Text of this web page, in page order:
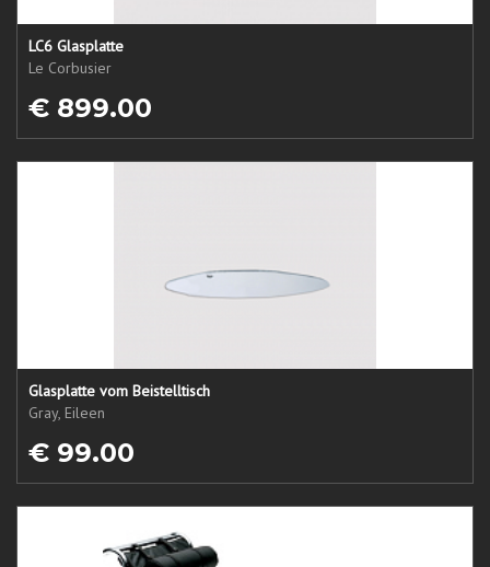
LC6 Glasplatte
Le Corbusier
€ 899.00
Glasplatte vom Beistelltisch
Gray, Eileen
€ 99.00